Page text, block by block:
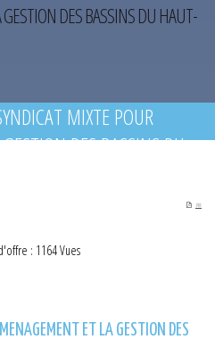
DES BASSINS DU HAUT-
MIXTE POUR
DES BASSINS DU
PDF
: 1164 Vues
ET LA GESTION DES